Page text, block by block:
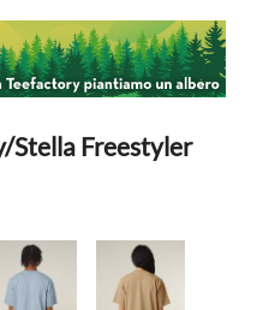
Stella Freestyler